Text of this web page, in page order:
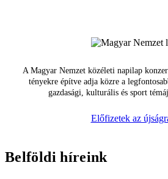
A Magyar Nemzet közéleti napilap
tényekre építve adja közre a
gazdasági, kulturális és sport
Előfizetek az
Belföldi híreink